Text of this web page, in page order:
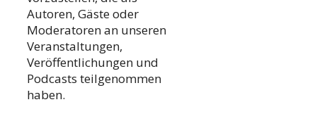
Autoren, Gäste oder
Moderatoren an unseren
Veranstaltungen,
Veröffentlichungen und
Podcasts teilgenommen
haben.